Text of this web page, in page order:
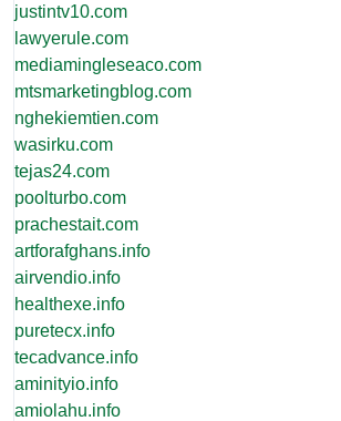
justintv10.com
lawyerule.com
mediamingleseaco.com
mtsmarketingblog.com
nghekiemtien.com
wasirku.com
tejas24.com
poolturbo.com
prachestait.com
artforafghans.info
airvendio.info
healthexe.info
puretecx.info
tecadvance.info
aminityio.info
amiolahu.info